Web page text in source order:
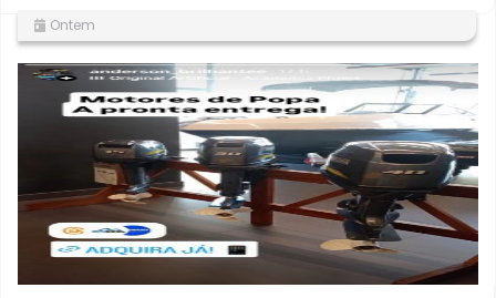
Ontem